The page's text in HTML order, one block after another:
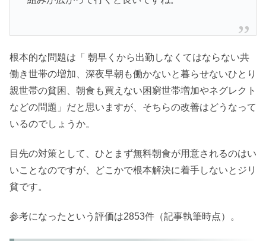
根本的な問題は「 朝早くから出勤しなくてはならない共
働き世帯の増加、深夜早朝も働かないと暮らせないひとり
親世帯の貧困、朝食も買えない困窮世帯増加やネグレクト
などの問題」だと思いますが、そちらの改善はどうなって
いるのでしょうか。
目先の対策として、ひとまず無料朝食が用意されるのはい
いことなのですが、どこかで根本解決に着手しないとジリ
貧です。
参考になったという評価は2853件（記事執筆時点）。